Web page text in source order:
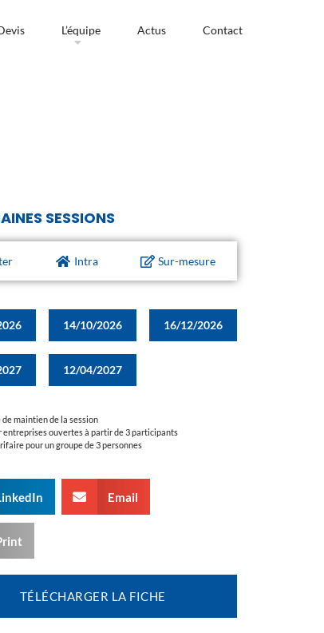
L’équipe Actus Contact
SESSIONS
Intra Sur-mesure
14/10/2026 16/12/2026
12/04/2027
de maintien de la session
entreprises ouvertes à partir de 3 participants
pour un groupe de 3 personnes
Email
TÉLÉCHARGER LA FICHE